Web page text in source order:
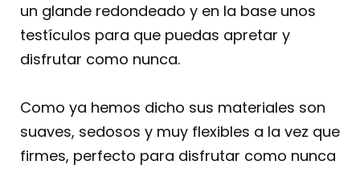
un glande redondeado y en la base unos
testículos para que puedas apretar y
disfrutar como nunca.
Como ya hemos dicho sus materiales son
suaves, sedosos y muy flexibles a la vez que
firmes, perfecto para disfrutar como nunca